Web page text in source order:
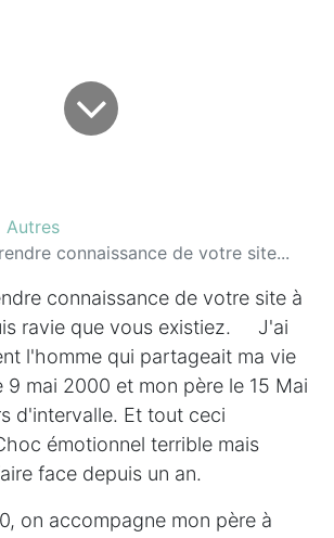
Autres
connaissance de votre site...
connaissance de votre site à
ravie que vous existiez. J'ai
l'homme qui partageait ma vie
9 mai 2000 et mon père le 15 Mai
d'intervalle. Et tout ceci
émotionnel terrible mais
face depuis un an.
on accompagne mon père à